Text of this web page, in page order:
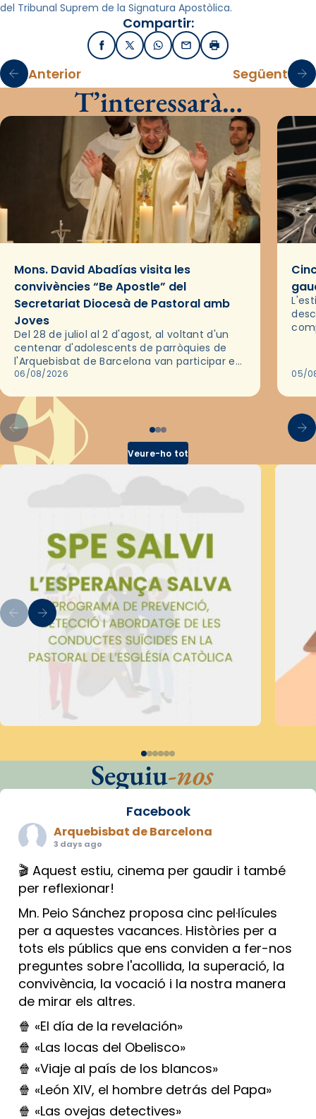
del Tribunal Suprem de la Signatura Apostòlica.
Compartir:
FacebookX / TwitterWhatsApp
EmailImprimir
Anterior Següent
T’interessarà…
Mons. David Abadías visita les
convivències “Be Apostle” del
Secretariat Diocesà de Pastoral amb
Joves
Del 28 de juliol al 2 d'agost, al voltant d'un
centenar d'adolescents de parròquies de
l'Arquebisbat de Barcelona van participar en
les convivències Be Apostle, organitzades
06/08/2026 05/
Veure-ho tot
Seguiu-nos
Facebook
Arquebisbat de Barcelona
3 days ago
🎬 Aquest estiu, cinema per gaudir i també
per reflexionar!
Mn. Peio Sánchez proposa cinc pel·lícules
per a aquestes vacances. Històries per a
tots els públics que ens conviden a fer-nos
preguntes sobre l'acollida, la superació, la
convivència, la vocació i la nostra manera
de mirar els altres.
🍿 «El día de la revelación»
🍿 «Las locas del Obelisco»
🍿 «Viaje al país de los blancos»
🍿 «León XIV, el hombre detrás del Papa»
🍿 «Las ovejas detectives»